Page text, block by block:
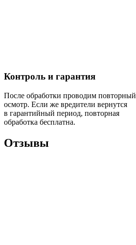
Контроль и гарантия
После обработки проводим повторный
осмотр. Если же вредители вернутся
в гарантийный период, повторная
обработка бесплатна.
Отзывы